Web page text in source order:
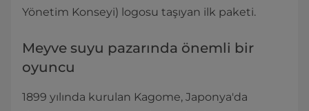
Yönetim Konseyi) logosu taşıyan ilk paketi.
Meyve suyu pazarında önemli bir
oyuncu
1899 yılında kurulan Kagome, Japonya'da